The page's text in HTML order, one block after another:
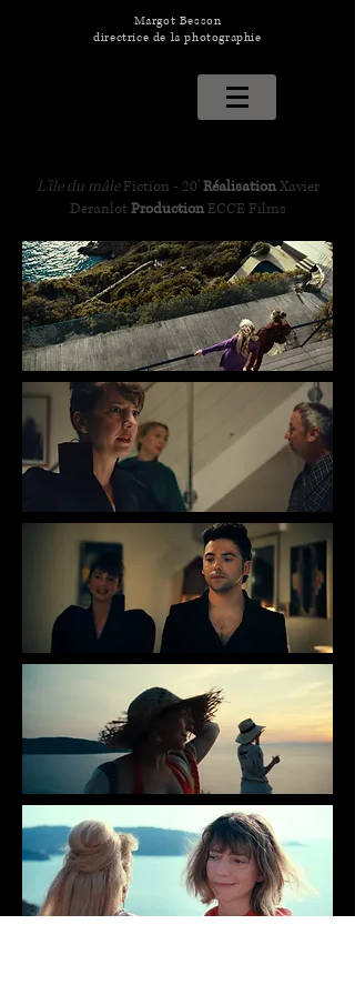
Margot Besson
directrice de la photographie
L'île du mâleFiction - 20'RéalisationXavier
Deranlot​ProductionECCE Films